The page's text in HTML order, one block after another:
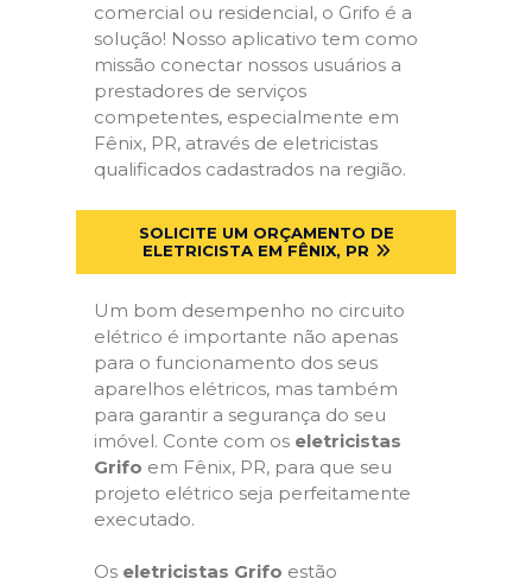
comercial ou residencial, o Grifo é a
solução! Nosso aplicativo tem como
missão conectar nossos usuários a
prestadores de serviços
competentes, especialmente em
Fênix, PR, através de eletricistas
qualificados cadastrados na região.
SOLICITE UM ORÇAMENTO DE
ELETRICISTA EM FÊNIX, PR
Um bom desempenho no circuito
elétrico é importante não apenas
para o funcionamento dos seus
aparelhos elétricos, mas também
para garantir a segurança do seu
imóvel. Conte com os eletricistas
Grifo em Fênix, PR, para que seu
projeto elétrico seja perfeitamente
executado.
Os eletricistas Grifo estão